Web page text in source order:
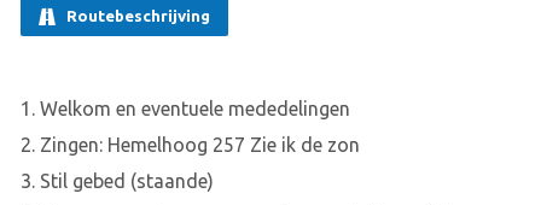
Routebeschrijving
1. Welkom en eventuele mededelingen
2. Zingen: Hemelhoog 257 Zie ik de zon
3. Stil gebed (staande)